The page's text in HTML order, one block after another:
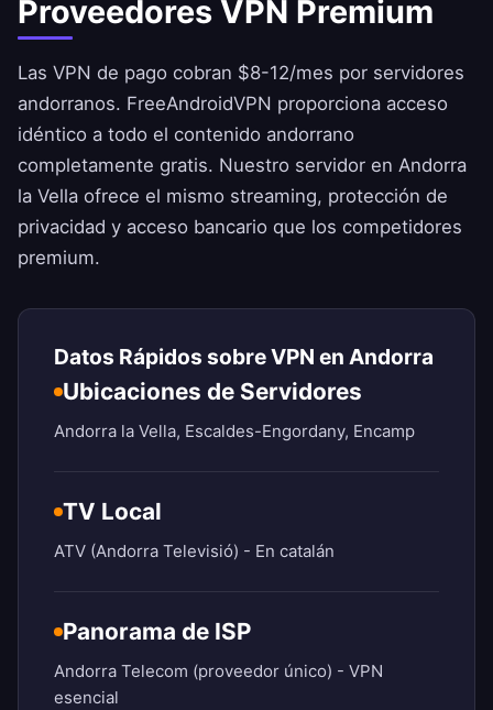
Proveedores VPN Premium
Las VPN de pago cobran $8-12/mes por servidores
andorranos. FreeAndroidVPN proporciona acceso
idéntico a todo el contenido andorrano
completamente gratis. Nuestro servidor en Andorra
la Vella ofrece el mismo streaming, protección de
privacidad y acceso bancario que los competidores
premium.
Datos Rápidos sobre VPN en Andorra
Ubicaciones de Servidores
Andorra la Vella, Escaldes-Engordany, Encamp
TV Local
ATV (Andorra Televisió) - En catalán
Panorama de ISP
Andorra Telecom (proveedor único) - VPN
esencial